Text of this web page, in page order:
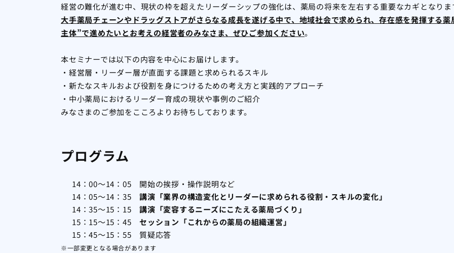
経営の難化が進む中、現状の枠を超えたリーダーシップの強化は、薬局の将来を左右する重要なカギとなりま
大手薬局チェーンやドラッグストアがさらなる成長を遂げる中で、地域社会で求められ、存在感を発揮する
主体”で進めたいとお考えの経営者のみなさま、ぜひご参加ください。
本セミナーでは以下の内容を中心にお届けします。
・経営層・リーダー層が直面する課題と求められるスキル
・新たなスキルおよび役割を身につけるための考え方と実践的アプローチ
・中小薬局におけるリーダー育成の現状や事例のご紹介
みなさまのご参加をこころよりお待ちしております。
プログラム
14：00～14：05 開始の挨拶・操作説明など
14：05～14：35 講演「業界の構造変化とリーダーに求められる役割・スキルの変化」
14：35～15：15 講演「変容するニーズにこたえる薬局づくり」
15：15～15：45 セッション「これからの薬局の組織運営」
15：45～15：55 質疑応答
※一部変更となる場合があります